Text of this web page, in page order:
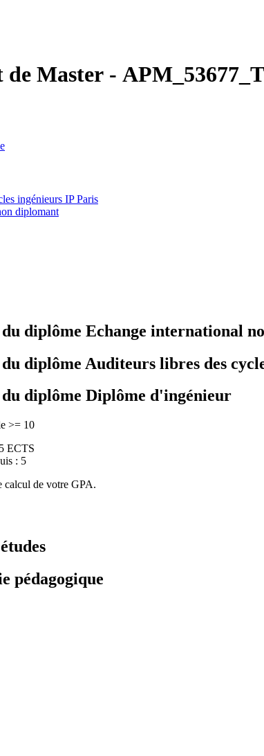
de Master -
ingénieurs IP Paris
diplomant
diplôme Echange international
diplôme Auditeurs libres des
diplôme Diplôme d'ingénieur
>= 10
ECTS
: 5
calcul de votre GPA.
pédagogique